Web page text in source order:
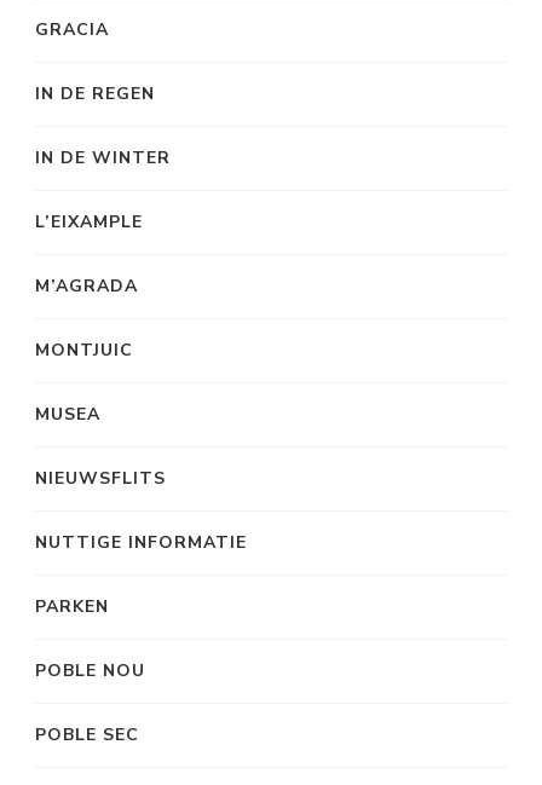
GRACIA
IN DE REGEN
IN DE WINTER
L’EIXAMPLE
M’AGRADA
MONTJUIC
MUSEA
NIEUWSFLITS
NUTTIGE INFORMATIE
PARKEN
POBLE NOU
POBLE SEC